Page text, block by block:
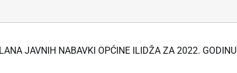
JAVNIH NABAVKI OPĆINE ILIDŽA ZA 2022. GODINU